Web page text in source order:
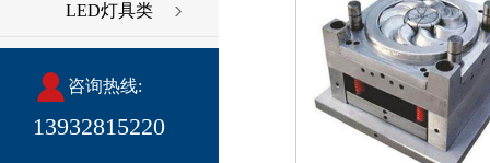
LED灯具类
咨询热线:
13932815220